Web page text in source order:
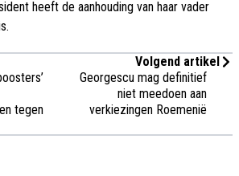
heeft de aanhouding van haar vader
tegen
Volgend artikel
Georgescu mag definitief
niet meedoen aan
verkiezingen Roemenië